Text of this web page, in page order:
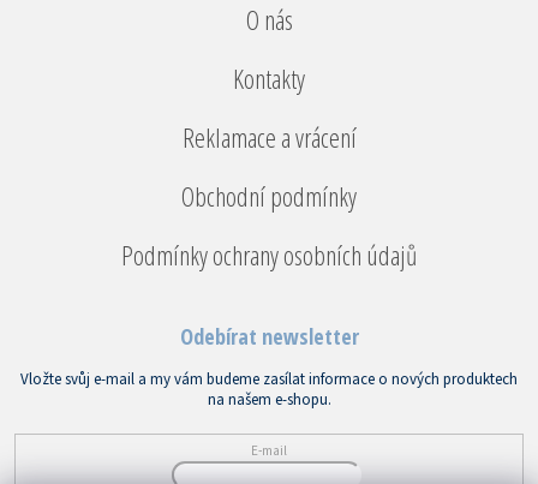
O nás
Kontakty
Reklamace a vrácení
Obchodní podmínky
Podmínky ochrany osobních údajů
Odebírat newsletter
Vložte svůj e-mail a my vám budeme zasílat informace o nových produktech
na našem e-shopu.
E-mail